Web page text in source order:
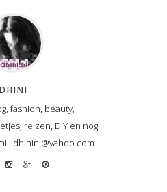
DHINI
fashion, beauty,
reizen, DIY en nog
dhininl@yahoo.com